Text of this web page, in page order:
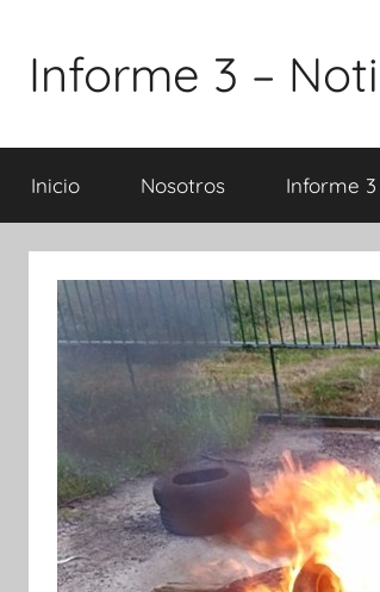
contenido
Informe 3 –
Inicio Nosotros Informe 3